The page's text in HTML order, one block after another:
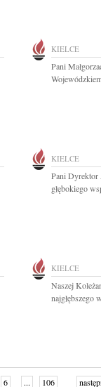
KIELCE
Pani
KIELCE
Pani Dyrektor
głębokiego
KIELCE
Naszej
najgłębszego
6 ... 106